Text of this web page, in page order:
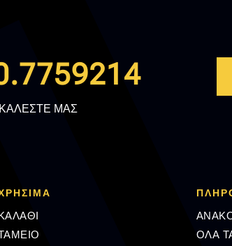
ΜΑΣ
ΟΛΑ